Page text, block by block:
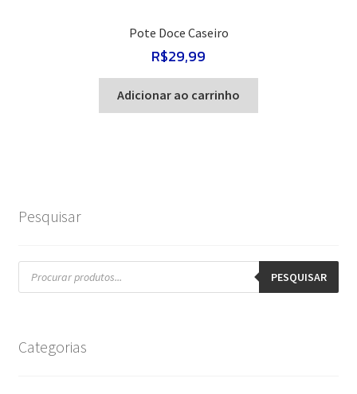
Pote Doce Caseiro
R$29,99
Adicionar ao carrinho
Pesquisar
Pesquisar
produtos PESQUISAR
Categorias